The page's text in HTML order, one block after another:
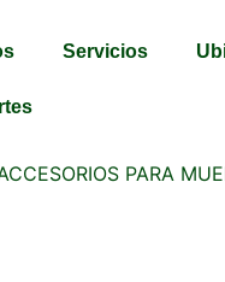
Servicios
PARA